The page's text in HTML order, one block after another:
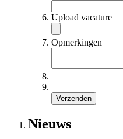
Upload vacature
Opmerkingen
Verzenden
Nieuws